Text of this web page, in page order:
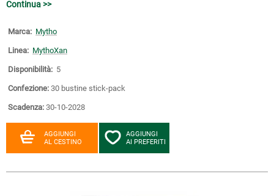
Continua >>
Marca: Mytho
Linea: MythoXan
Disponibilità: 5
Confezione: 30 bustine stick-pack
Scadenza: 30-10-2028
AGGIUNGI
AL CESTINO
AGGIUNGI
AI PREFERITI